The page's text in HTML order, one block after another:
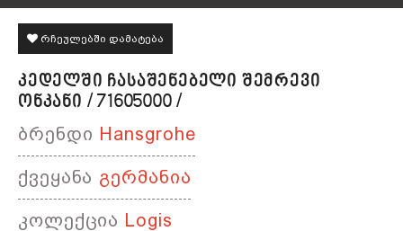
რჩეულებში დამატება
ᲙᲔᲓᲔᲚᲨᲘ ᲩᲐᲡᲐᲨᲔᲜᲔᲑᲔᲚᲘ ᲨᲔᲛᲠᲔᲕᲘ
ᲝᲜᲙᲐᲜᲘ / 71605000 /
ბრენდი Hansgrohe
ქვეყანა გერმანია
კოლექცია Logis